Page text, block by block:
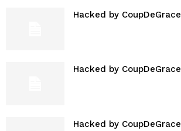
Hacked by CoupDeGrace
Hacked by CoupDeGrace
Hacked by CoupDeGrace